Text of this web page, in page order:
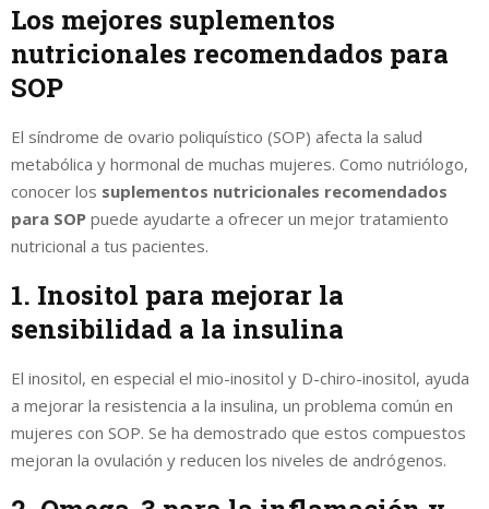
Los mejores suplementos
nutricionales recomendados para
SOP
El síndrome de ovario poliquístico (SOP) afecta la salud
metabólica y hormonal de muchas mujeres. Como nutriólogo,
conocer los suplementos nutricionales recomendados
para SOP puede ayudarte a ofrecer un mejor tratamiento
nutricional a tus pacientes.
1. Inositol para mejorar la
sensibilidad a la insulina
El inositol, en especial el mio-inositol y D-chiro-inositol, ayuda
a mejorar la resistencia a la insulina, un problema común en
mujeres con SOP. Se ha demostrado que estos compuestos
mejoran la ovulación y reducen los niveles de andrógenos.